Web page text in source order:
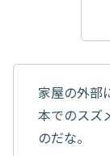
家屋の外部
本でのスズ
のだな。